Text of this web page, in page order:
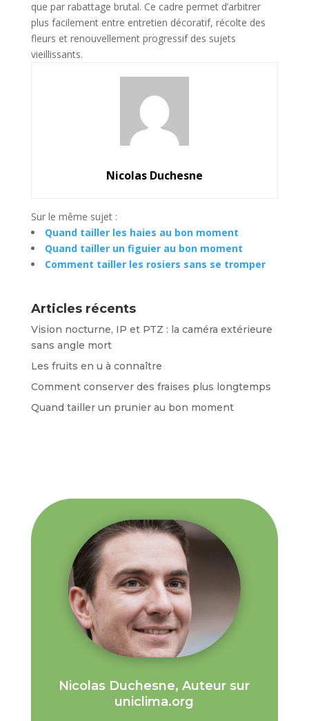
que par rabattage brutal. Ce cadre permet d’arbitrer
plus facilement entre entretien décoratif, récolte des
fleurs et renouvellement progressif des sujets
vieillissants.
Nicolas Duchesne
Sur le même sujet :
Quand tailler les haies au bon moment
Quand tailler un figuier au bon moment
Comment tailler les rosiers sans se tromper
Articles récents
Vision nocturne, IP et PTZ : la caméra extérieure
sans angle mort
Les fruits en u à connaître
Comment conserver des fraises plus longtemps
Quand tailler un prunier au bon moment
Nicolas Duchesne, Auteur sur
uniclima.org